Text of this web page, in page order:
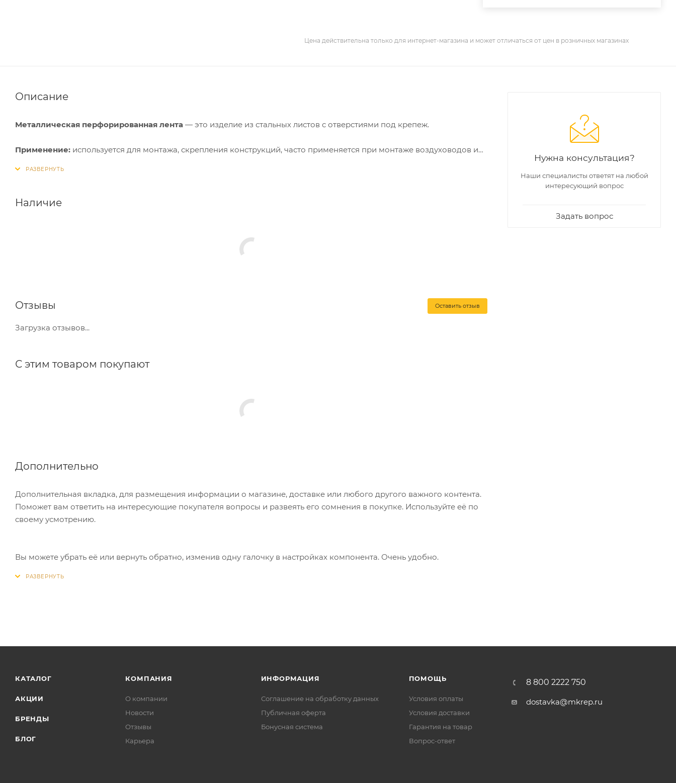
Цена действительна только для интернет-магазина и может отличаться от цен в розничных магазинах
Описание
Металлическая перфорированная лента — это изделие из стальных листов с отверстиями под крепеж.
Применение: используется для монтажа, скрепления конструкций, часто применяется при монтаже воздуховодов и
Наличие
Отзывы Оставить отзыв
Загрузка отзывов...
С этим товаром покупают
Дополнительно
Дополнительная вкладка, для размещения информации о магазине, доставке или любого другого важного контента.
Поможет вам ответить на интересующие покупателя вопросы и развеять его сомнения в покупке. Используйте её по
своему усмотрению.
Вы можете убрать её или вернуть обратно, изменив одну галочку в настройках компонента. Очень удобно.
Нужна консультация?
Наши специалисты ответят на любой
интересующий вопрос
Задать вопрос
КАТАЛОГ
АКЦИИ
БРЕНДЫ
БЛОГ
КОМПАНИЯ
О компании
Новости
Отзывы
Карьера
ИНФОРМАЦИЯ
Соглашение на обработку данных
Публичная оферта
Бонусная система
ПОМОЩЬ
Условия оплаты
Условия доставки
Гарантия на товар
Вопрос-ответ
8 800 2222 750
dostavka@mkrep.ru